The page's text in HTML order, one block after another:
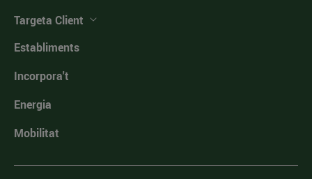
Targeta Client
Establiments
Incorpora't
Energia
Mobilitat